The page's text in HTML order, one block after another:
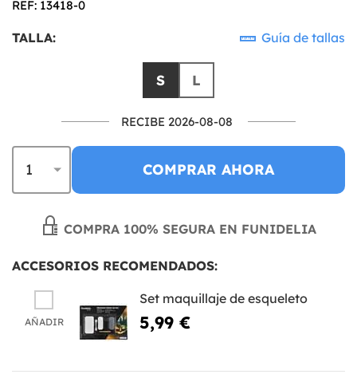
REF: 13418-0
TALLA: Guía de tallas
S L
RECIBE 2026-08-08
COMPRAR AHORA
COMPRA 100% SEGURA EN FUNIDELIA
ACCESORIOS RECOMENDADOS:
AÑADIR
Set maquillaje de esqueleto
5,99 €